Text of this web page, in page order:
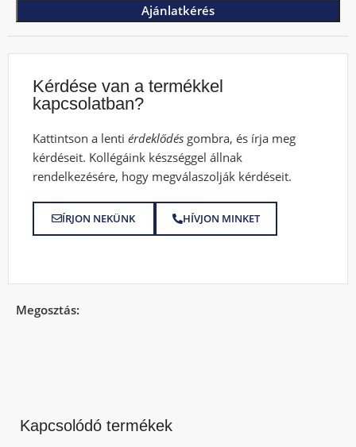
Ajánlatkérés
Kérdése van a termékkel
kapcsolatban?
Kattintson a lentiérdeklődés gombra, és írja meg
kérdéseit. Kollégáink készséggel állnak
rendelkezésére, hogy megválaszolják kérdéseit.
ÍRJON NEKÜNK HÍVJON MINKET
Megosztás:
Kapcsolódó termékek